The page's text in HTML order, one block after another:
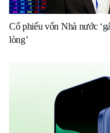
Cổ phiếu vốn Nhà nước
lòng’